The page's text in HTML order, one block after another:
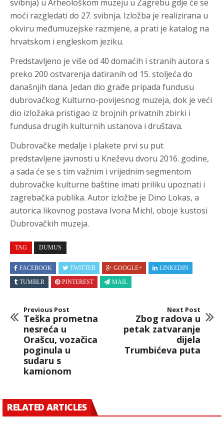
svibnja) u Arheološkom muzeju u Zagrebu gdje će se
moći razgledati do 27. svibnja. Izložba je realizirana u
okviru međumuzejske razmjene, a prati je katalog na
hrvatskom i engleskom jeziku.
Predstavljeno je više od 40 domaćih i stranih autora s
preko 200 ostvarenja datiranih od 15. stoljeća do
današnjih dana. Jedan dio građe pripada fundusu
dubrovačkog Kulturno-povijesnog muzeja, dok je veći
dio izložaka pristigao iz brojnih privatnih zbirki i
fundusa drugih kulturnih ustanova i društava.
Dubrovačke medalje i plakete prvi su put
predstavljene javnosti u Kneževu dvoru 2016. godine,
a sada će se s tim važnim i vrijednim segmentom
dubrovačke kulturne baštine imati priliku upoznati i
zagrebačka publika. Autor izložbe je Dino Lokas, a
autorica likovnog postava Ivona Michl, oboje kustosi
Dubrovačkih muzeja.
TAG DUMUS
FACEBOOK TWITTER GOOGLE+
LINKEDIN
TUMBLR
PINTEREST MAIL
Previous Post
Teška prometna
nesreća u
Orašcu, vozačica
poginula u
sudaru s
kamionom
Next Post
Zbog radova u
petak zatvaranje
dijela
Trumbićeva puta
RELATED ARTICLES